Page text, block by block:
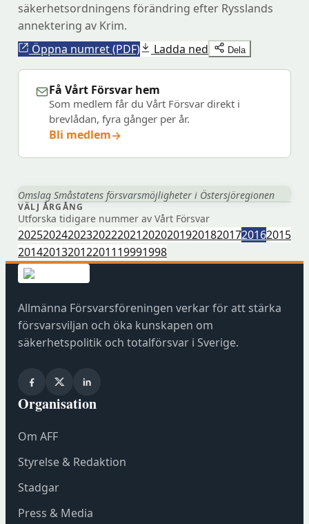
säkerhetsordningens förändring efter Rysslands
annektering av Krim.
Öppna numret (PDF)
Ladda ned Dela
Få Vårt Försvar hem
Som medlem får du Vårt Försvar direkt i
brevlådan, fyra gånger per år.
Bli medlem→
(öppnas
i
fönster
hos
Föreningshuset)
Omslag Småstatens försvarsmöjligheter i Östersjöregionen
VÄLJ ÅRGÅNG
Utforska tidigare nummer av Vårt Försvar
20252024202320222021202020192018201720162015
201420132012201119991998
Allmänna Försvarsföreningen verkar för att stärka
försvarsviljan och öka kunskapen om
säkerhetspolitik och totalförsvar i Sverige.
Organisation
Om AFF
Styrelse & Redaktion
Stadgar
Press & Media